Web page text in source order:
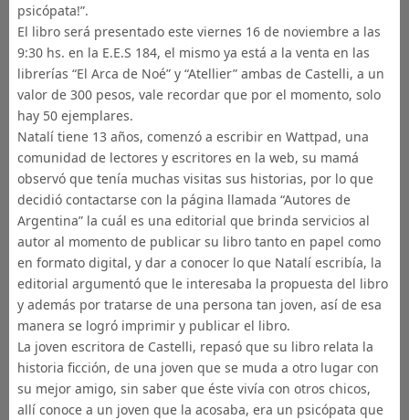
psicópata!”.
El libro será presentado este viernes 16 de noviembre a las
9:30 hs. en la E.E.S 184, el mismo ya está a la venta en las
librerías “El Arca de Noé” y “Atellier” ambas de Castelli, a un
valor de 300 pesos, vale recordar que por el momento, solo
hay 50 ejemplares.
Natalí tiene 13 años, comenzó a escribir en Wattpad, una
comunidad de lectores y escritores en la web, su mamá
observó que tenía muchas visitas sus historias, por lo que
decidió contactarse con la página llamada “Autores de
Argentina” la cuál es una editorial que brinda servicios al
autor al momento de publicar su libro tanto en papel como
en formato digital, y dar a conocer lo que Natalí escribía, la
editorial argumentó que le interesaba la propuesta del libro
y además por tratarse de una persona tan joven, así de esa
manera se logró imprimir y publicar el libro.
La joven escritora de Castelli, repasó que su libro relata la
historia ficción, de una joven que se muda a otro lugar con
su mejor amigo, sin saber que éste vivía con otros chicos,
allí conoce a un joven que la acosaba, era un psicópata que